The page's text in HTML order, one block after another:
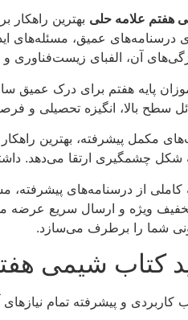
هفتم علامه حلی بهترین
درسنامه‌های عمیق، مسئله‌های
آن، الفبای زیست‌فناوری
پایه هفتم برای درک عمیق
سطح بالا، انگیزه تحصیلی و
مکمل پیشرفته، بهترین
شکل چشمگیری ارتقا می‌دهد.
کاملی از درسنامه‌های پیشرفته،
تخفیف ویژه و ارسال سریع عرضه
شما را برطرف می‌سازد.
کتاب شیمی
کاربردی و پیشرفته تمام